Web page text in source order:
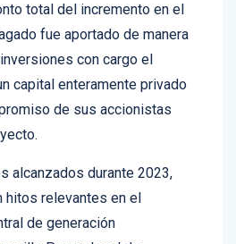
fue aportado de manera
con cargo el
capital enteramente privado
de sus accionistas
hitos relevantes en el
de generación
Power Land de